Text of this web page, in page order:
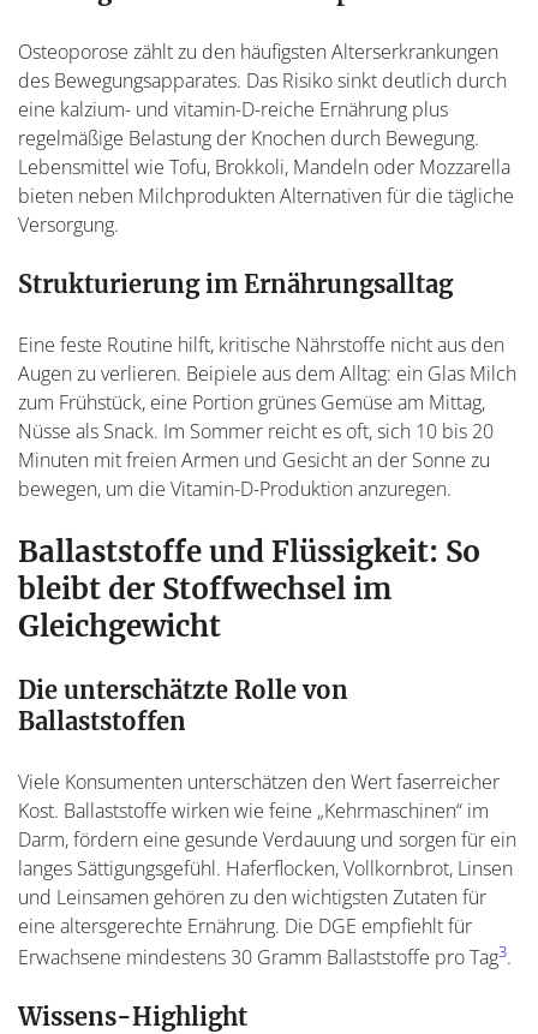
Osteoporose zählt zu den häufigsten Alterserkrankungen
des Bewegungsapparates. Das Risiko sinkt deutlich durch
eine kalzium- und vitamin-D-reiche Ernährung plus
regelmäßige Belastung der Knochen durch Bewegung.
Lebensmittel wie Tofu, Brokkoli, Mandeln oder Mozzarella
bieten neben Milchprodukten Alternativen für die tägliche
Versorgung.
Strukturierung im Ernährungsalltag
Eine feste Routine hilft, kritische Nährstoffe nicht aus den
Augen zu verlieren. Beipiele aus dem Alltag: ein Glas Milch
zum Frühstück, eine Portion grünes Gemüse am Mittag,
Nüsse als Snack. Im Sommer reicht es oft, sich 10 bis 20
Minuten mit freien Armen und Gesicht an der Sonne zu
bewegen, um die Vitamin-D-Produktion anzuregen.
Ballaststoffe und Flüssigkeit: So
bleibt der Stoffwechsel im
Gleichgewicht
Die unterschätzte Rolle von
Ballaststoffen
Viele Konsumenten unterschätzen den Wert faserreicher
Kost. Ballaststoffe wirken wie feine „Kehrmaschinen“ im
Darm, fördern eine gesunde Verdauung und sorgen für ein
langes Sättigungsgefühl. Haferflocken, Vollkornbrot, Linsen
und Leinsamen gehören zu den wichtigsten Zutaten für
eine altersgerechte Ernährung. Die DGE empfiehlt für
Erwachsene mindestens 30 Gramm Ballaststoffe pro Tag3.
Wissens-Highlight